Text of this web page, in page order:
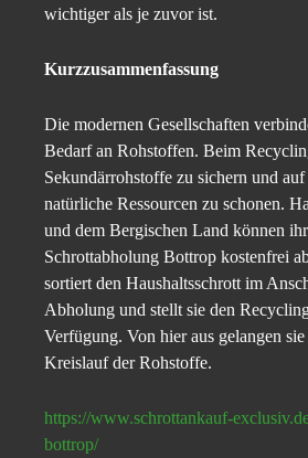
wichtiger als je zuvor ist.
Kurzzusammenfassung
Die modernen Gesellschaften
Bedarf an Rohstoffen. Beim
Sekundärrohstoffe zu sichern und auf
natürliche Ressourcen zu schonen.
und dem Bergischen Land können
Schrottabholung Bottrop kostenfrei
sortiert den Haushaltsschrott im
Abholung und stellt sie den
Verfügung. Von hier aus gelangen
Kreislauf der Rohstoffe.
https://www.schrottankauf-
bottrop/